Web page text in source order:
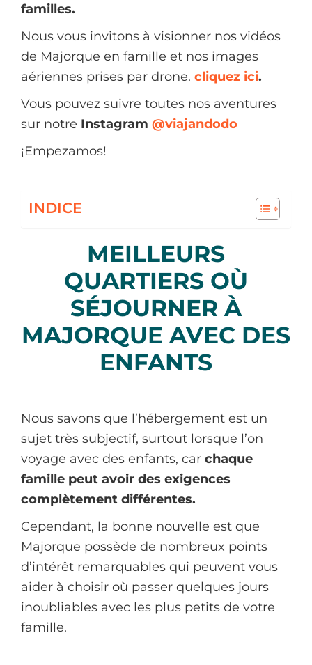
familles.
Nous vous invitons à visionner nos vidéos
de Majorque en famille et nos images
aériennes prises par drone. cliquez ici.
Vous pouvez suivre toutes nos aventures
sur notre Instagram @viajandodo
¡Empezamos!
INDICE
MEILLEURS
QUARTIERS OÙ
SÉJOURNER À
MAJORQUE AVEC DES
ENFANTS
Nous savons que l’hébergement est un
sujet très subjectif, surtout lorsque l’on
voyage avec des enfants, car chaque
famille peut avoir des exigences
complètement différentes.
Cependant, la bonne nouvelle est que
Majorque possède de nombreux points
d’intérêt remarquables qui peuvent vous
aider à choisir où passer quelques jours
inoubliables avec les plus petits de votre
famille.